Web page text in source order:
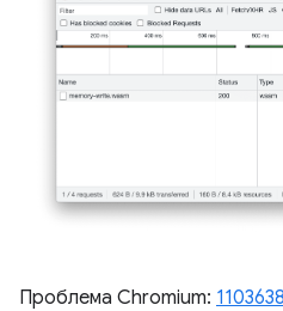
Проблема Chromium: 1103638